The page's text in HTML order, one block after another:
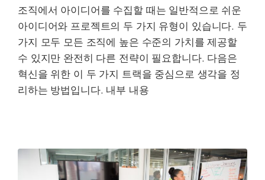
조직에서 아이디어를 수집할 때는 일반적으로 쉬운
아이디어와 프로젝트의 두 가지 유형이 있습니다. 두
가지 모두 모든 조직에 높은 수준의 가치를 제공할
수 있지만 완전히 다른 전략이 필요합니다. 다음은
혁신을 위한 이 두 가지 트랙을 중심으로 생각을 정
리하는 방법입니다. 내부 내용